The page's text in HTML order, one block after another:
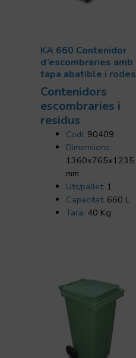
KA 660 Contenidor
d’escombraries amb
tapa abatible i rodes
Contenidors
escombraries i
residus
Codi: 90409
Dimensions:
1360x765x1235
mm
Uts/pallet: 1
Capacitat: 660 L
Tara: 40 Kg